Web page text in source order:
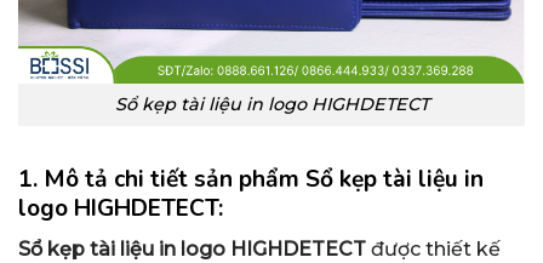
Sổ kẹp tài liệu in logo HIGHDETECT
1. Mô tả chi tiết sản phẩm Sổ kẹp tài liệu in
logo HIGHDETECT:
Sổ kẹp tài liệu in logo HIGHDETECT được thiết kế